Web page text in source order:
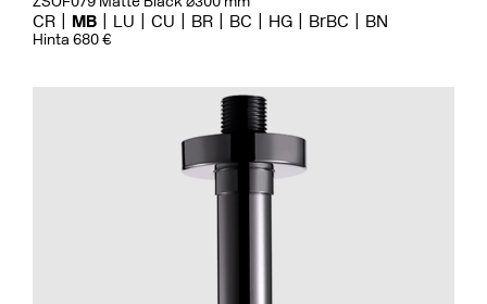
CR MB LU CU BR BC HG BrBC BN
Hinta 680 €